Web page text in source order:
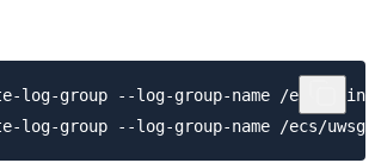
log-group --log-group-name /ecs/